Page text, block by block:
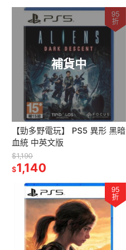
補貨中
95
折
【勁多野電玩】 PS5 異形 黑暗
血統 中英文版
$1,190
$1,140
95
折